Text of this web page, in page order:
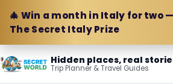
🎄 Win a month in Italy for two —
The Secret Italy Prize
Hidden places, real
Trip Planner & Travel Guides